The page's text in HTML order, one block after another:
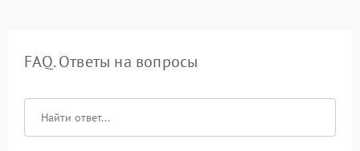
FAQ. Ответы на вопросы